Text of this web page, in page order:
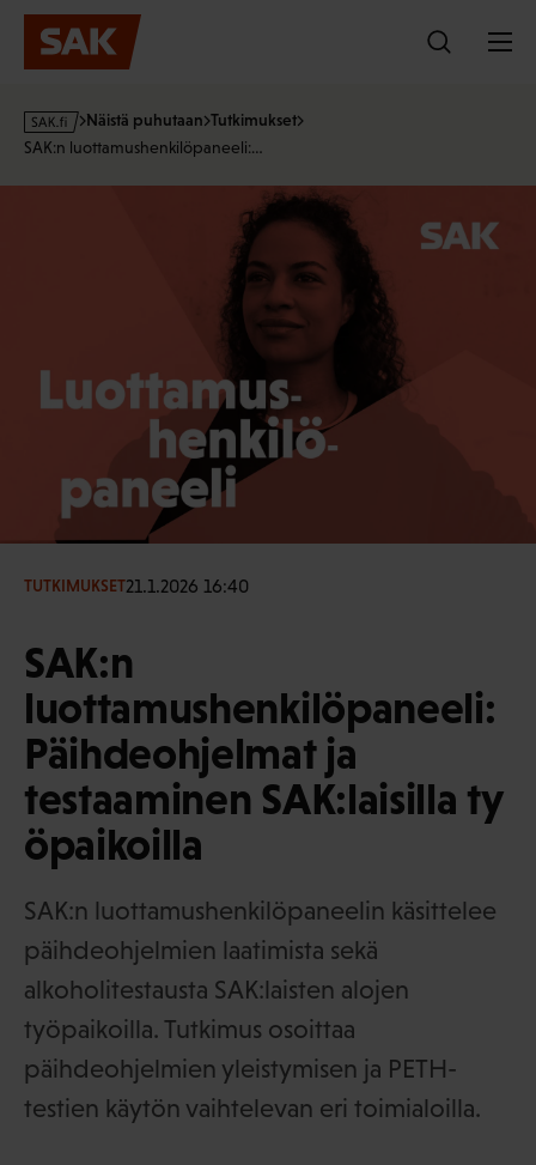
Hyppää
sisältöön
s
a
Näistä puhutaan Tutkimukset
SAK:n luottamushenkilöpaneeli:…
TUTKIMUKSET21.1.2026 16:40
SAK:n
luottamushenkilöpaneeli:
Päihdeohjelmat ja
testaaminen SAK:laisilla ty
öpaikoilla
SAK:n luottamushenkilöpaneelin käsittelee
päihdeohjelmien laatimista sekä
alkoholitestausta SAK:laisten alojen
työpaikoilla. Tutkimus osoittaa
päihdeohjelmien yleistymisen ja PETH-
testien käytön vaihtelevan eri toimialoilla.